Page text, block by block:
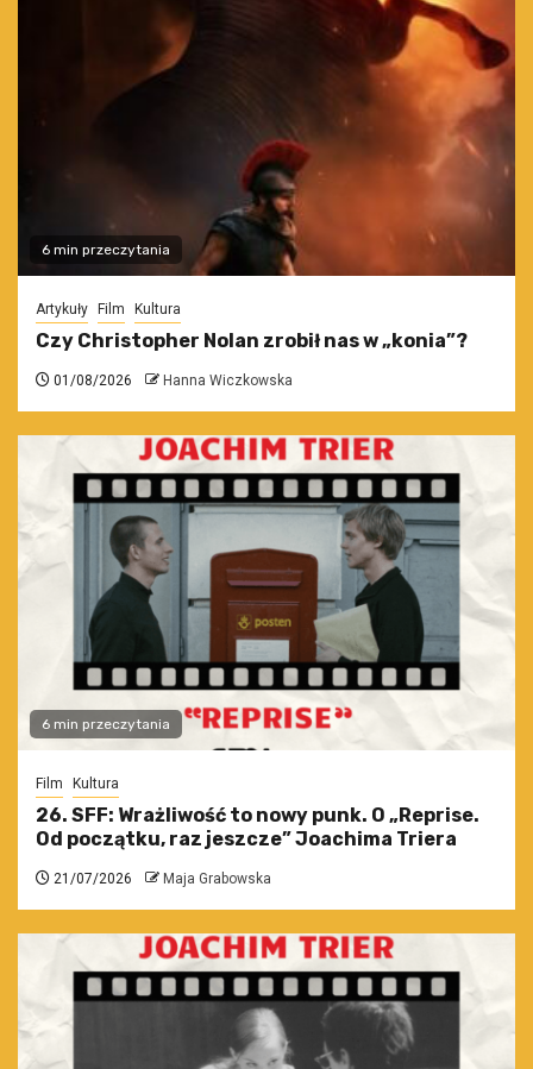
6 min przeczytania
Artykuły Film Kultura
Czy Christopher Nolan zrobił nas w „konia”?
01/08/2026 Hanna Wiczkowska
6 min przeczytania
Film Kultura
26. SFF: Wrażliwość to nowy punk. O „Reprise.
Od początku, raz jeszcze” Joachima Triera
21/07/2026 Maja Grabowska